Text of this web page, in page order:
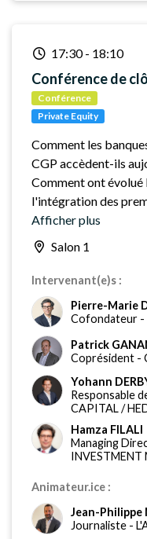
17:30- 18:10
Conférence de
Conférence
Private Equity
Comment les
CGP accèdent-ils
Comment ont
l'intégration des
sélection ont-ils
Afficher plus
Salon 1
Intervenant(e)s :
Pierre-Marie
Cofondateur -
Patrick
Coprésident -
Yohann
Responsable
CAPITAL /
Hamza FILALI
Managing
INVESTMENT
Animateur.ice :
Jean-Philippe
Journaliste -